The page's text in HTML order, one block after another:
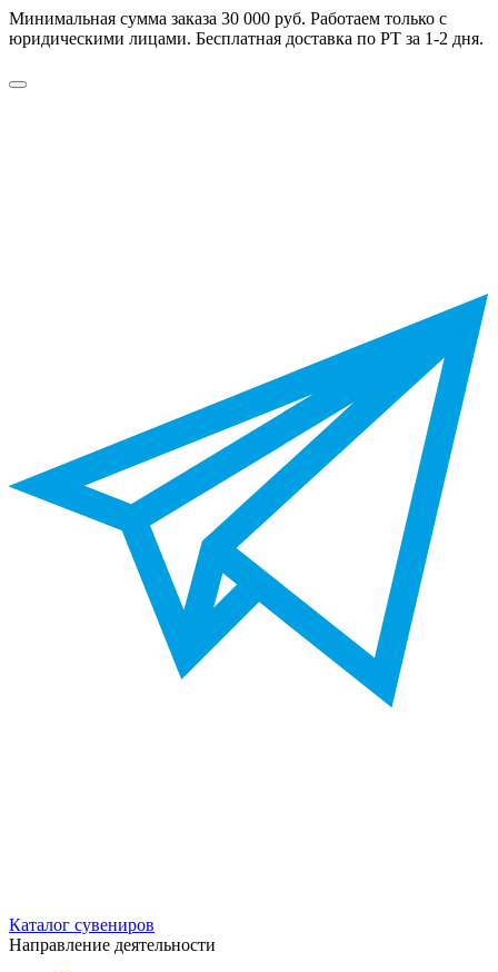
Минимальная сумма заказа 30 000 руб. Работаем только с
юридическими лицами. Бесплатная доставка по РТ за 1-2 дня.
Каталог сувениров
Направление деятельности